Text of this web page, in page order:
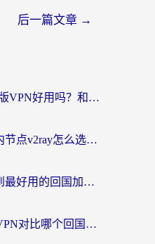
后一篇文章 →
海外党必看：快帆TV版VPN好用吗？和快游VPN对比哪个回国效果更好？附实用避坑指南
海外党无忧指南：国内节点v2ray怎么选？一键回国VPN+多场景实测帮你避坑
海外党必看：如何选到最好用的回国加速器？从节点到售后的全维度指南
ChickCN VPN和洞见VPN对比哪个回国效果更好？海外党亲测3款加速器+避坑指南